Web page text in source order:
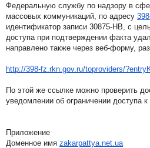
Федеральную службу по надзору в
массовых коммуникаций, по адресу
идентификатор записи 30875-HB, с
доступа при подтверждении факта
направлено также через веб-форму,
http://398-fz.rkn.gov.ru/toproviders/
По этой же ссылке можно проверить
уведомлении об ограничении доступа
Приложение
Доменное имя zakarpattya.net.ua